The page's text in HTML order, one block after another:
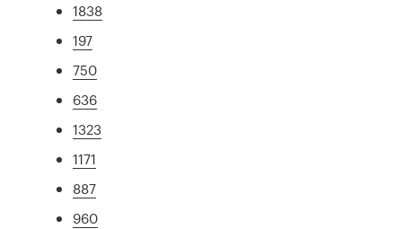
1838
197
750
636
1323
1171
887
960